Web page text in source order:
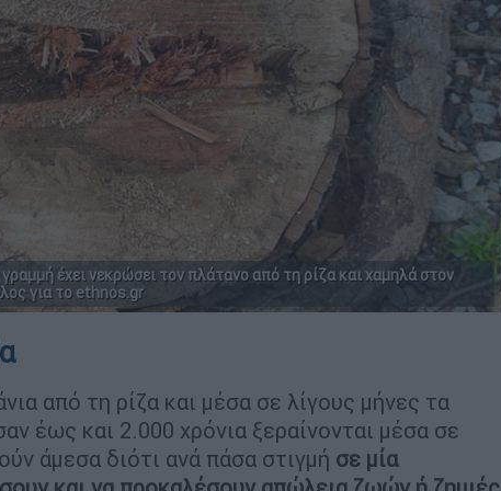
έχει νεκρώσει τον πλάτανο από τη ρίζα και χαμηλά στον
για το ethnos.gr
από τη ρίζα και μέσα σε λίγους μήνες τα
έως και 2.000 χρόνια ξεραίνονται μέσα σε
άμεσα διότι ανά πάσα στιγμή σε μία